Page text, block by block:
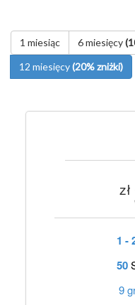
1 miesiąc 6 miesięcy
12 miesięcy(20% zniżki)
zł
1 -
50
9